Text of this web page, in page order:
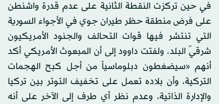
في حين تركزت النقطة الثانية على عدم قدرة واشنطن
على فرض منطقة حظر طيران جوي في الأجواء السورية
التي تنتشر فيها قوات التحالف والجنود الأمريكيون
شرقيّ البلد. ولفتت داوود إلى أن المبعوث الأمريكي أكد
أنهم «سيضغطون دبلوماسياً من أجل كبح الهجمات
التركية، وأن بلاده تعمل على تخفيف التوتر بين تركيا
والإدارة الذاتية، وعدم نظر أي طرف إلى الآخر على أنه